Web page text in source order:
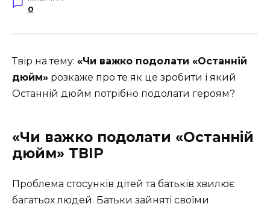
0
Твір на тему: «Чи важко подолати «Останній
дюйм» розкаже про те як це зробити і який
Останній дюйм потрібно подолати героям?
«Чи важко подолати «Останній
дюйм» ТВІР
Проблема стосунків дітей та батьків хвилює
багатьох людей. Батьки зайняті своїми